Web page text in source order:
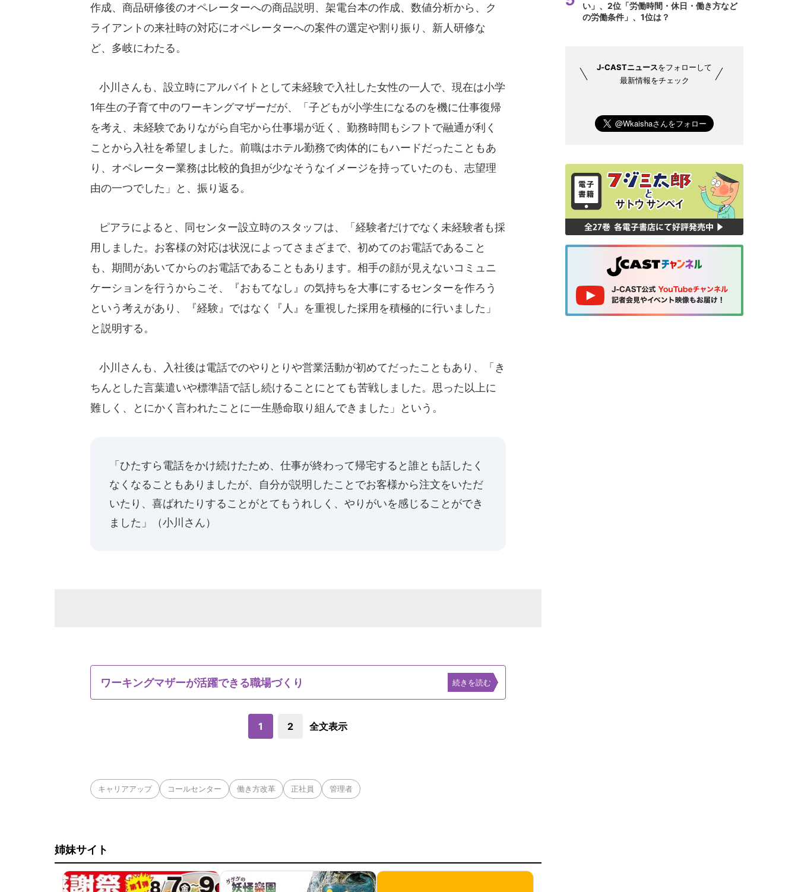
作成、商品研修後のオペレーターへの商品説明、架電台本の作成、数値分析から、ク
ライアントの来社時の対応にオペレーターへの案件の選定や割り振り、新人研修な
ど、多岐にわたる。
小川さんも、設立時にアルバイトとして未経験で入社した女性の一人で、現在は小学
1年生の子育て中のワーキングマザーだが、「子どもが小学生になるのを機に仕事復帰
を考え、未経験でありながら自宅から仕事場が近く、勤務時間もシフトで融通が利く
ことから入社を希望しました。前職はホテル勤務で肉体的にもハードだったこともあ
り、オペレーター業務は比較的負担が少なそうなイメージを持っていたのも、志望理
由の一つでした」と、振り返る。
ピアラによると、同センター設立時のスタッフは、「経験者だけでなく未経験者も採
用しました。お客様の対応は状況によってさまざまで、初めてのお電話であること
も、期間があいてからのお電話であることもあります。相手の顔が見えないコミュニ
ケーションを行うからこそ、『おもてなし』の気持ちを大事にするセンターを作ろう
という考えがあり、『経験』ではなく『人』を重視した採用を積極的に行いました」
と説明する。
小川さんも、入社後は電話でのやりとりや営業活動が初めてだったこともあり、「き
ちんとした言葉遣いや標準語で話し続けることにとても苦戦しました。思った以上に
難しく、とにかく言われたことに一生懸命取り組んできました」という。
「ひたすら電話をかけ続けたため、仕事が終わって帰宅すると誰とも話したく
なくなることもありましたが、自分が説明したことでお客様から注文をいただ
いたり、喜ばれたりすることがとてもうれしく、やりがいを感じることができ
ました」（小川さん）
ワーキングマザーが活躍できる職場づくり 続きを読む
1 2 全文表示
キャリアアップ コールセンター 働き方改革 正社員 管理者
姉妹サイト
い」、2位「労働時間・休日・働き方など
の労働条件」、1位は？
J-CASTニュースをフォローして
最新情報をチェック